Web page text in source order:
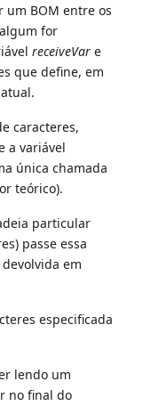
um BOM entre os
for
receiveVar e
que define, em
caracteres,
a variável
única chamada
teórico).
particular
passe essa
em
especificada
lendo um
no final do